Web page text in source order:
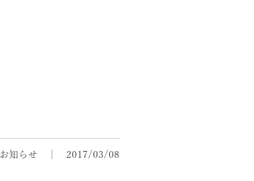
お知らせ 2017/03/08